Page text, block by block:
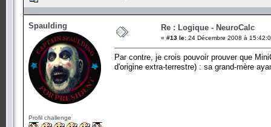
Spaulding
Profil challenge
Re : Logique - NeuroCalc
« #13 le: 24 Décembre 2008 à
Par contre, je crois pouvoir prouver que
d'origine extra-terrestre) : sa grand-mère